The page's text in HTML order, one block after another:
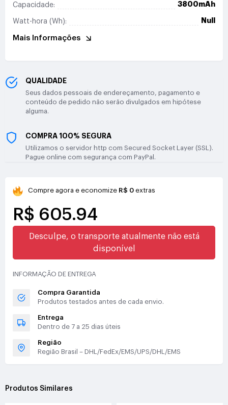
Capacidade: 3800mAh
Watt-hora (Wh): Null
Mais Informações
QUALIDADE
Seus dados pessoais de endereçamento, pagamento e
conteúdo de pedido não serão divulgados em hipótese
alguma.
COMPRA 100% SEGURA
Utilizamos o servidor http com Secured Socket Layer (SSL).
Pague online com segurança com PayPal.
Compre agora e economize R$ 0 extras
R$ 605.94
Desculpe, o transporte atualmente não está
disponível
INFORMAÇÃO DE ENTREGA
Compra Garantida
Produtos testados antes de cada envio.
Entrega
Dentro de 7 a 25 dias úteis
Região
Região Brasil – DHL/FedEx/EMS/UPS/DHL/EMS
Produtos Similares